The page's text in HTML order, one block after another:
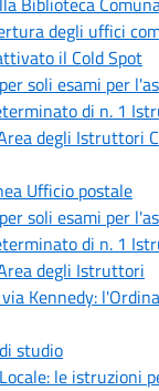
degli uffici
il Cold Spot
soli esami per
di n. 1
degli Istruttori
Ufficio postale
soli esami per
di n. 1
degli Istruttori
Kennedy:
studio
le istruzioni